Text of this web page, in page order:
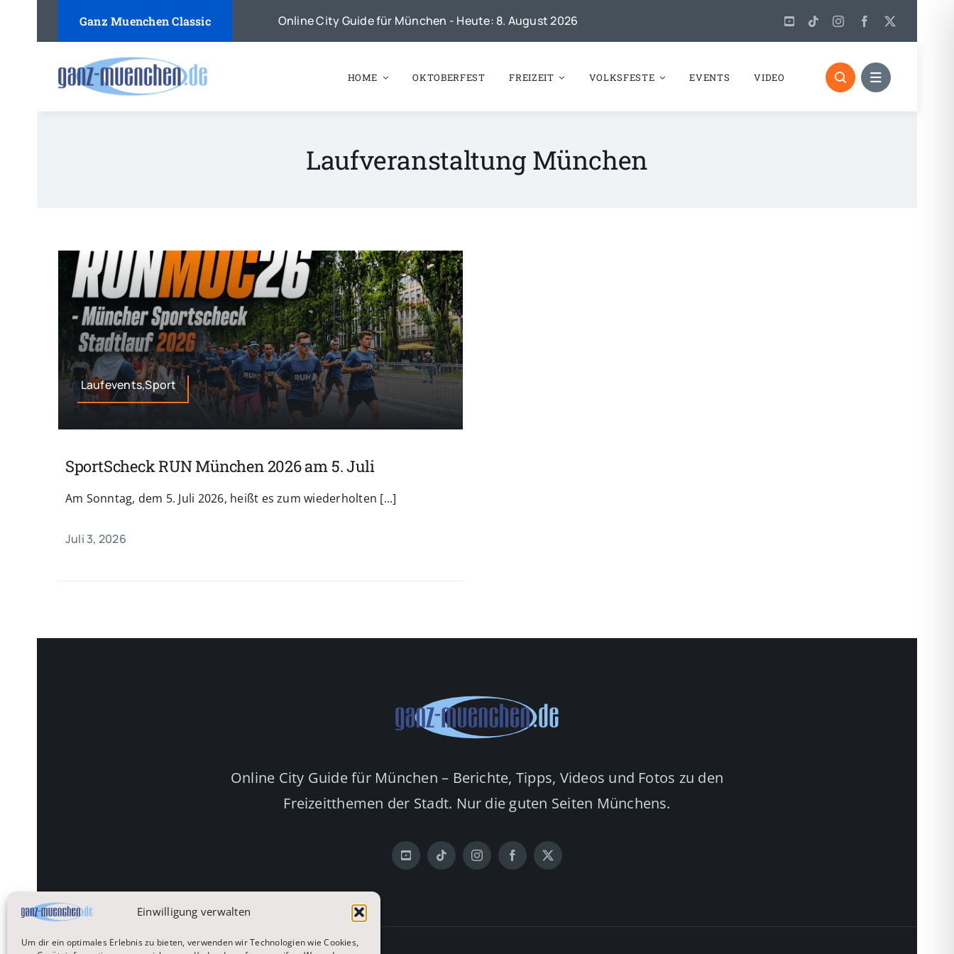
Einwilligung verwalten
Um dir ein optimales Erlebnis zu bieten, verwenden wir Technologien wie Cookies,
Ganz Muenchen Classic Online City Guide für München - Heute: 8. August 2026
HOME OKTOBERFEST FREIZEIT VOLKSFESTE EVENTS VIDEO
Laufveranstaltung München
Laufevents,Sport
SportScheck RUN München 2026 am 5. Juli
Am Sonntag, dem 5. Juli 2026, heißt es zum wiederholten [...]
Juli 3, 2026
Online City Guide für München – Berichte, Tipps, Videos und Fotos zu den
Freizeitthemen der Stadt. Nur die guten Seiten Münchens.